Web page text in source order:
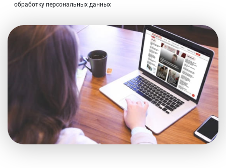
обработку персональных данных